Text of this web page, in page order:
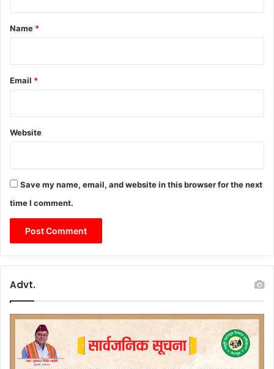
*
Name *
Email *
Website
Save my name, email, and website in this browser for the next
time I comment.
Advt.